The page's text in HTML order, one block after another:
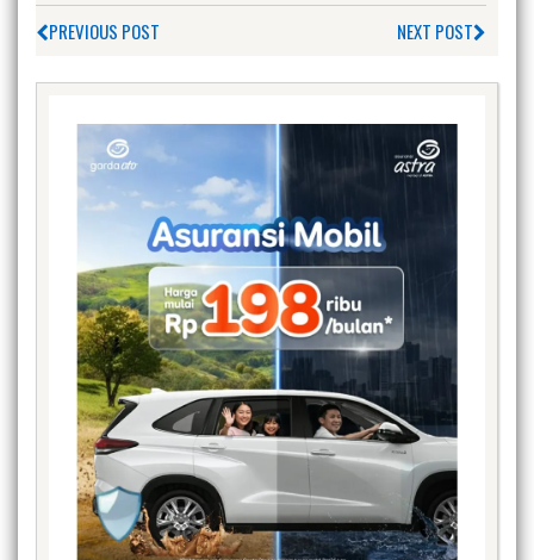
PREVIOUS POST NEXT POST